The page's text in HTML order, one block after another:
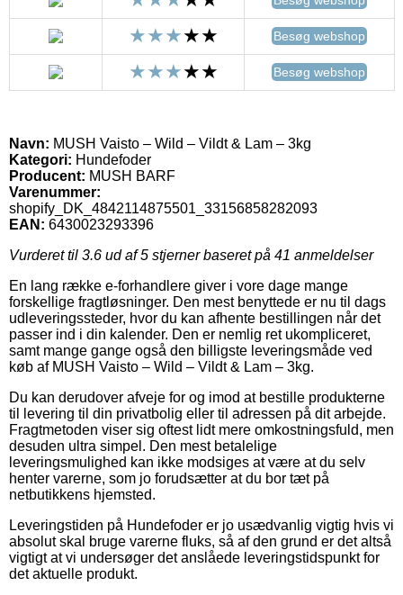
Besøg webshop
Besøg webshop
Navn: MUSH Vaisto – Wild – Vildt & Lam – 3kg
Kategori: Hundefoder
Producent: MUSH BARF
Varenummer:
shopify_DK_4842114875501_33156858282093
EAN: 6430023293396
Vurderet til 3.6 ud af 5 stjerner baseret på 41 anmeldelser
En lang række e-forhandlere giver i vore dage mange
forskellige fragtløsninger. Den mest benyttede er nu til dags
udleveringssteder, hvor du kan afhente bestillingen når det
passer ind i din kalender. Den er nemlig ret ukompliceret,
samt mange gange også den billigste leveringsmåde ved
køb af MUSH Vaisto – Wild – Vildt & Lam – 3kg.
Du kan derudover afveje for og imod at bestille produkterne
til levering til din privatbolig eller til adressen på dit arbejde.
Fragtmetoden viser sig oftest lidt mere omkostningsfuld, men
desuden ultra simpel. Den mest betalelige
leveringsmulighed kan ikke modsiges at være at du selv
henter varerne, som jo forudsætter at du bor tæt på
netbutikkens hjemsted.
Leveringstiden på Hundefoder er jo usædvanlig vigtig hvis vi
absolut skal bruge varerne fluks, så af den grund er det altså
vigtigt at vi undersøger det anslåede leveringstidspunkt for
det aktuelle produkt.